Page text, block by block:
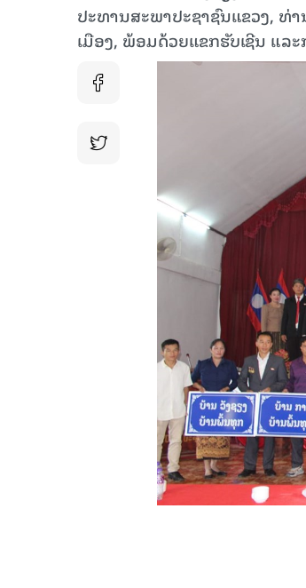
ປະທານສະພາປະຊາຊົນແຂວງ, ທ່
ເມືອງ, ພ້ອມດ້ວຍແຂກຮັບເຊີນ ແລ